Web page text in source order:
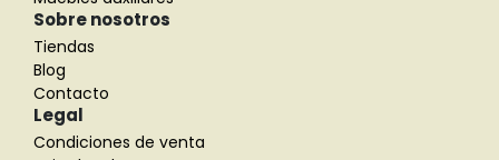
Sobre nosotros
Tiendas
Blog
Contacto
Legal
Condiciones de venta